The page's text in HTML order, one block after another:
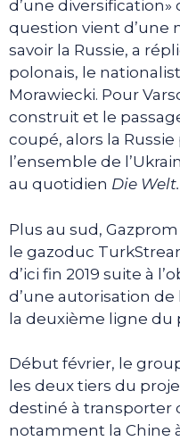
d’une diversification»
question vient d’une
savoir la Russie, a
polonais, le
Morawiecki. Pour
construit et le
coupé, alors la
l’ensemble de
au quotidien Die Welt.
Plus au sud,
le gazoduc
d’ici fin 2019 suite à
d’une autorisation
la deuxième ligne du
Début février, le
les deux tiers du
destiné à transporter
notamment la Chine